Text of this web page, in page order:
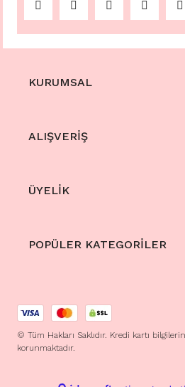
KURUMSAL
ALIŞVERİŞ
ÜYELİK
POPÜLER KATEGORİLER
© Tüm Hakları Saklıdır. Kredi kartı
korunmaktadır.